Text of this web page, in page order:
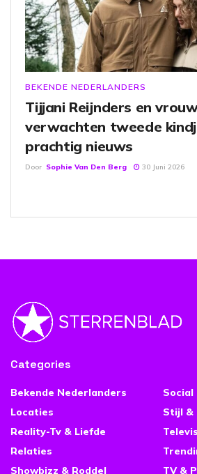
BEKENDE NEDERLANDERS
Tijjani Reijnders en
verwachten tweede
prachtig nieuws
Door Sophie Van Den Berg 30 Juni 2026
Categories
Bekende Nederlanders
Locaties
Reality-Tv & Liefde
Relaties
Showbizz & Roddel
Social
Stijl &
TV &